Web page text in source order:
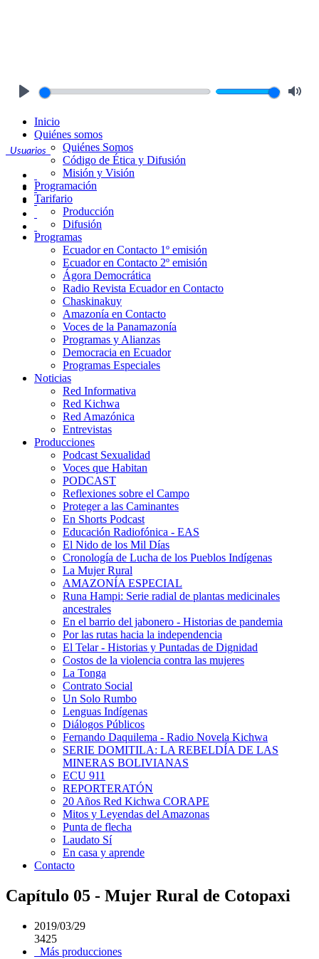
Usuarios
Inicio
Quiénes somos
Quiénes Somos
Código de Ética y Difusión
Misión y Visión
Programación
Tarifario
Producción
Difusión
Programas
Ecuador en Contacto 1º emisión
Ecuador en Contacto 2º emisión
Ágora Democrática
Radio Revista Ecuador en Contacto
Chaskinakuy
Amazonía en Contacto
Voces de la Panamazonía
Programas y Alianzas
Democracia en Ecuador
Programas Especiales
Noticias
Red Informativa
Red Kichwa
Red Amazónica
Entrevistas
Producciones
Podcast Sexualidad
Voces que Habitan
PODCAST
Reflexiones sobre el Campo
Proteger a las Caminantes
En Shorts Podcast
Educación Radiofónica - EAS
El Nido de los Mil Días
Cronología de Lucha de los Pueblos Indígenas
La Mujer Rural
AMAZONÍA ESPECIAL
Runa Hampi: Serie radial de plantas medicinales
ancestrales
En el barrio del jabonero - Historias de pandemia
Por las rutas hacia la independencia
El Telar - Historias y Puntadas de Dignidad
Costos de la violencia contra las mujeres
La Tonga
Contrato Social
Un Solo Rumbo
Lenguas Indígenas
Diálogos Públicos
Fernando Daquilema - Radio Novela Kichwa
SERIE DOMITILA: LA REBELDÍA DE LAS
MINERAS BOLIVIANAS
ECU 911
REPORTERATÓN
20 Años Red Kichwa CORAPE
Mitos y Leyendas del Amazonas
Punta de flecha
Laudato Sí
En casa y aprende
Contacto
Capítulo 05 - Mujer Rural de Cotopaxi
2019/03/29
3425
Más producciones